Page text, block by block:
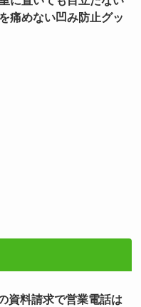
痛めない凹み防止グッ
資料請求で営業電話は